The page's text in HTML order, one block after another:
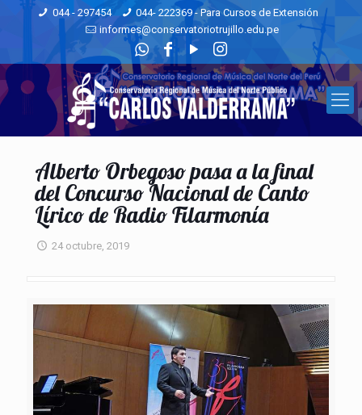
044 - 297454
044- 222369 - Para Cursos de Extensión
informes@conservatoriotrujillo.edu.pe
Alberto Orbegoso pasa a la final
del Concurso Nacional de Canto
Lírico de Radio Filarmonía
24 octubre, 2019